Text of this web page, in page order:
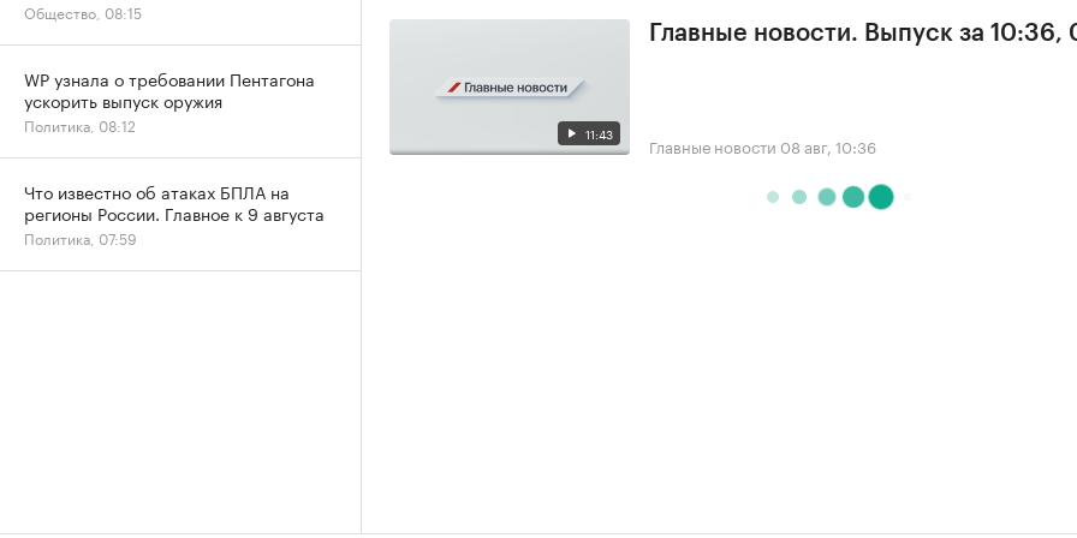
11:43
Главные новости. Выпуск за
Главные новости 08 авг, 10:36
Общество, 08:15
WP узнала о требовании Пентагона
ускорить выпуск оружия
Политика, 08:12
Что известно об атаках БПЛА на
регионы России. Главное к 9 августа
Политика, 07:59